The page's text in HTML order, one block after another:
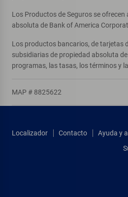
Los Productos de Seguros se
absoluta de Bank of America
Los productos bancarios, de tarjetas
subsidiarias de propiedad absoluta
programas, las tasas, los términos y
MAP # 8825622
Localizador Contacto Ayuda y